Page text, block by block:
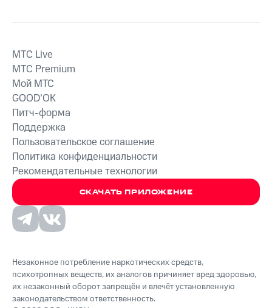
СКАЧАТЬ ПРИЛОЖЕНИЕ
MTС Live
MTС Premium
Мой МТС
GOOD’OK
Питч-форма
Поддержка
Пользовательское соглашение
Политика конфиденциальности
Рекомендательные технологии
Незаконное потребление наркотических средств,
психотропных веществ, их аналогов причиняет вред здоровью,
их незаконный оборот запрещён и влечёт установленную
законодательством ответственность.